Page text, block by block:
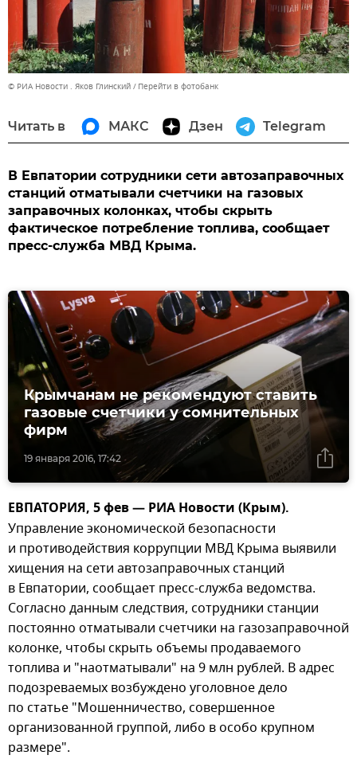
© РИА Новости . Яков Глинский Перейти в фотобанк
Читать в МАКС Дзен Telegram
В Евпатории сотрудники сети автозаправочных
станций отматывали счетчики на газовых
заправочных колонках, чтобы скрыть
фактическое потребление топлива, сообщает
пресс-служба МВД Крыма.
19 января 2016, 17:42
Крымчанам не рекомендуют ставить
газовые счетчики у сомнительных
фирм
ЕВПАТОРИЯ, 5 фев — РИА Новости (Крым).
Управление экономической безопасности
и противодействия коррупции МВД Крыма выявили
хищения на сети автозаправочных станций
в Евпатории, сообщает пресс-служба ведомства.
Согласно данным следствия, сотрудники станции
постоянно отматывали счетчики на газозаправочной
колонке, чтобы скрыть объемы продаваемого
топлива и "наотматывали" на 9 млн рублей. В адрес
подозреваемых возбуждено уголовное дело
по статье "Мошенничество, совершенное
организованной группой, либо в особо крупном
размере".